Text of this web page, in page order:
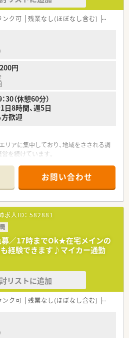
、また薬剤師の人材育成に力を入れて取
みたい！
人を探している。
ルワークを検討している。
ンク可 残業なし(ほぼなし含む) 転勤な
円
（休憩60分）
8時間、週5日
歓迎
リアに集中しており、地域をさされる調
を続けています。
んから子育て中の方など、多くの方が
分の距離に位置しています。車通勤が
、何かあった時にもヘルプ体制がとれる
さんが活躍中です。
もご相談ください。
お問い合わせ
求人ID： 582881
募／17時までOk★在宅メインの
も経験できます♪マイカー通勤
リストに追加
ンク可 残業なし(ほぼなし含む) 転勤な